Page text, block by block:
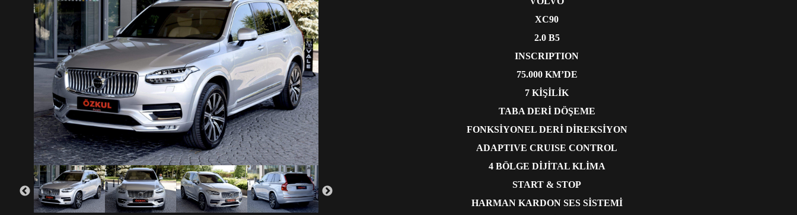
XC90
2.0 B5
INSCRIPTION
75.000 KM’DE
7 KİŞİLİK
TABA DERİ DÖŞEME
FONKSİYONEL DERİ DİREKSİYON
ADAPTIVE CRUISE CONTROL
4 BÖLGE DİJİTAL KLİMA
START & STOP
HARMAN KARDON SES SİSTEMİ